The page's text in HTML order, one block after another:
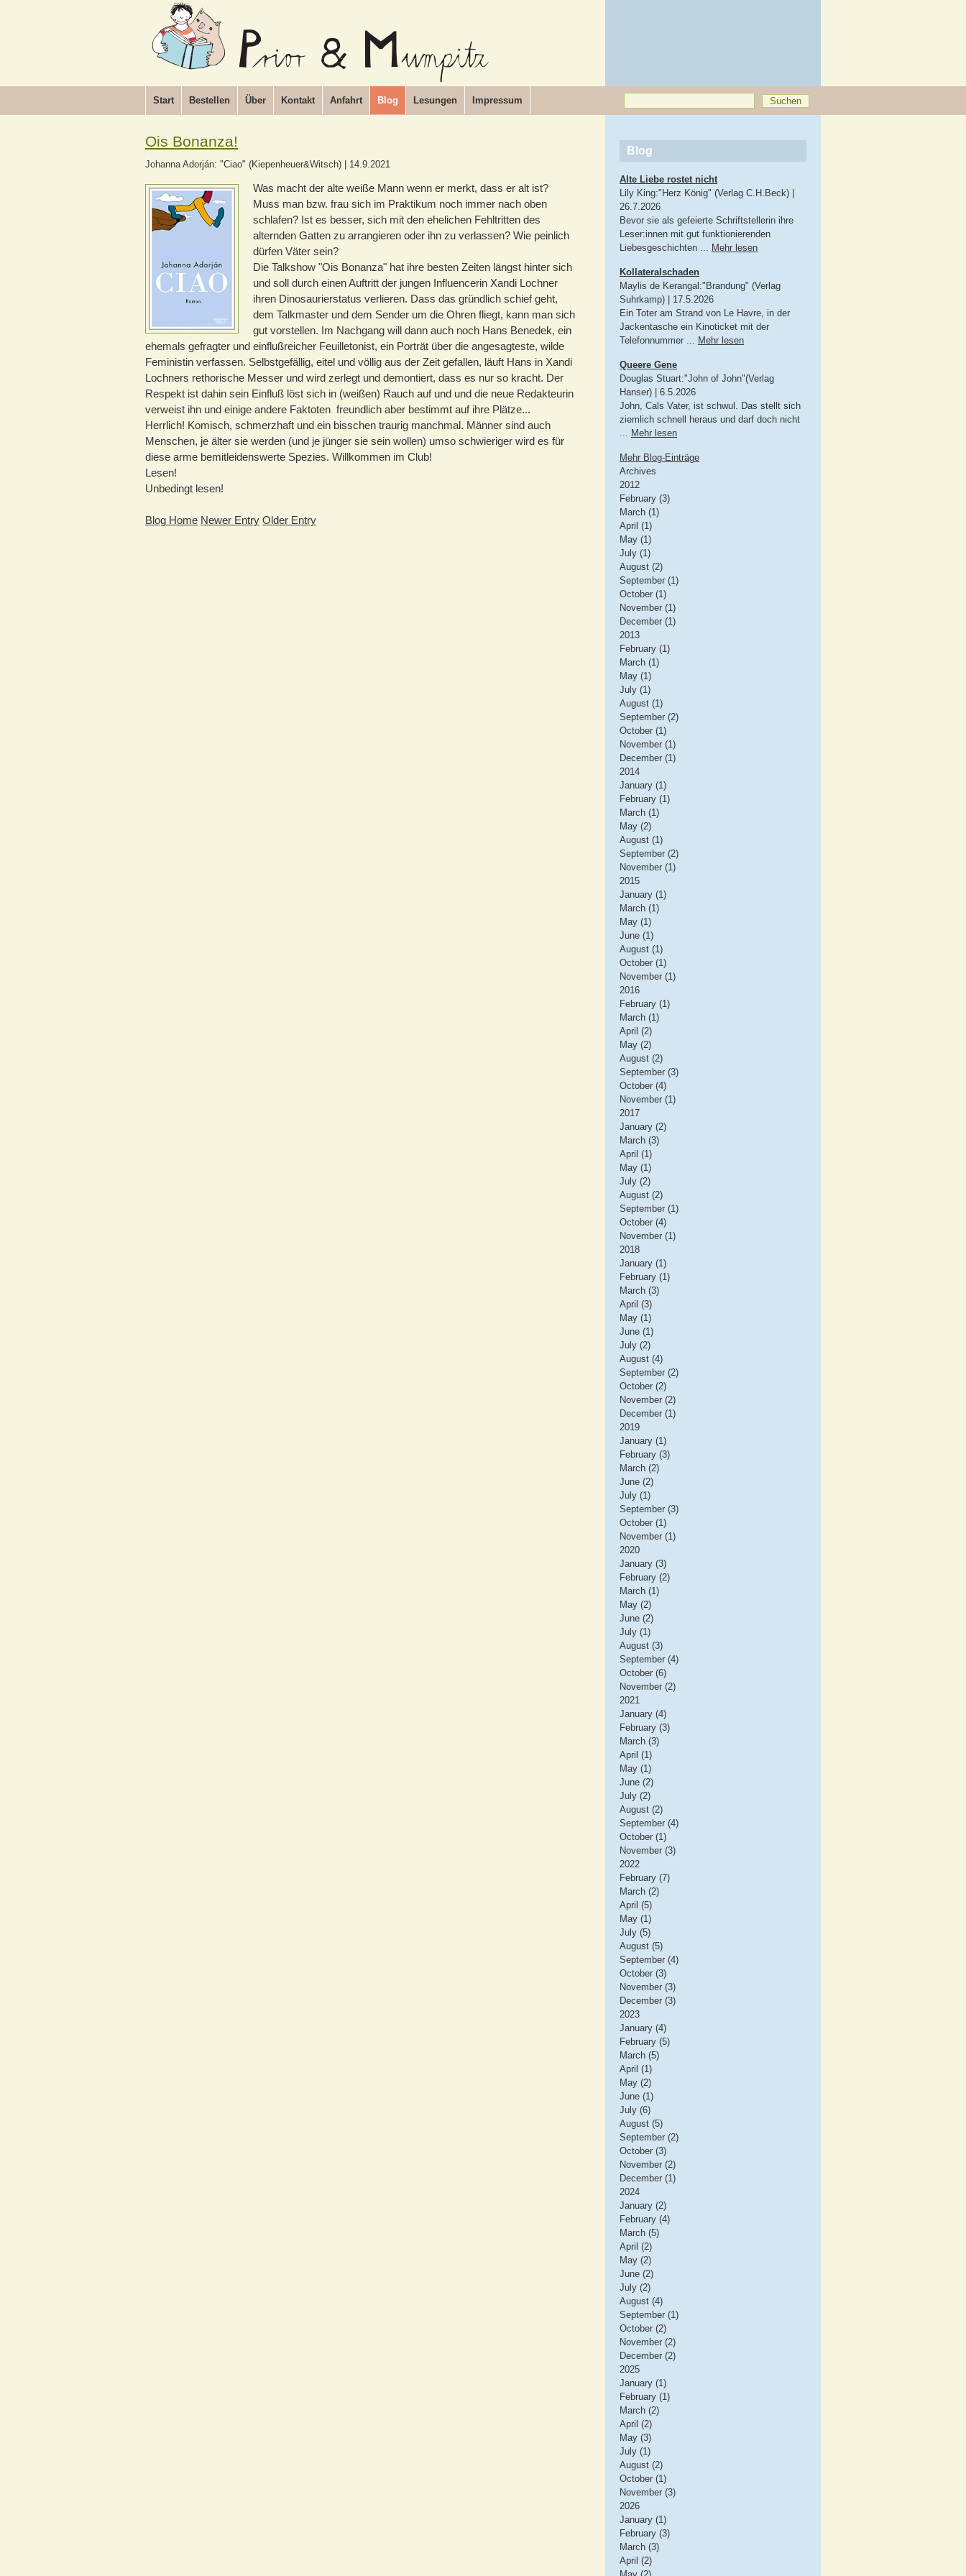
Start Bestellen Über Kontakt Anfahrt Blog Lesungen Impressum
Ois Bonanza!
Johanna Adorján: "Ciao" (Kiepenheuer&Witsch) 14.9.2021
Was macht der alte weiße Mann wenn er merkt, dass er alt ist?
Muss man bzw. frau sich im Praktikum noch immer nach oben
schlafen? Ist es besser, sich mit den ehelichen Fehltritten des
alternden Gatten zu arrangieren oder ihn zu verlassen? Wie peinlich
dürfen Väter sein?
Die Talkshow "Ois Bonanza" hat ihre besten Zeiten längst hinter sich
und soll durch einen Auftritt der jungen Influencerin Xandi Lochner
ihren Dinosaurierstatus verlieren. Dass das gründlich schief geht,
dem Talkmaster und dem Sender um die Ohren fliegt, kann man sich
gut vorstellen. Im Nachgang will dann auch noch Hans Benedek, ein
ehemals gefragter und einflußreicher Feuilletonist, ein Porträt über die angesagteste, wilde
Feministin verfassen. Selbstgefällig, eitel und völlig aus der Zeit gefallen, läuft Hans in Xandi
Lochners rethorische Messer und wird zerlegt und demontiert, dass es nur so kracht. Der
Respekt ist dahin sein Einfluß löst sich in (weißen) Rauch auf und und die neue Redakteurin
verweist ihn und einige andere Faktoten freundlich aber bestimmt auf ihre Plätze...
Herrlich! Komisch, schmerzhaft und ein bisschen traurig manchmal. Männer sind auch
Menschen, je älter sie werden (und je jünger sie sein wollen) umso schwieriger wird es für
diese arme bemitleidenswerte Spezies. Willkommen im Club!
Lesen!
Unbedingt lesen!
Blog Home Newer Entry Older Entry
Blog
Alte Liebe rostet nicht
Lily King:"Herz König" (Verlag C.H.Beck)
26.7.2026
Bevor sie als gefeierte Schriftstellerin ihre
Leser:innen mit gut funktionierenden
Liebesgeschichten ... Mehr lesen
Kollateralschaden
Maylis de Kerangal:"Brandung" (Verlag
Suhrkamp)
17.5.2026
Ein Toter am Strand von Le Havre, in der
Jackentasche ein Kinoticket mit der
Telefonnummer ... Mehr lesen
Queere Gene
Douglas Stuart:"John of John"(Verlag
Hanser)
6.5.2026
John, Cals Vater, ist schwul. Das stellt sich
ziemlich schnell heraus und darf doch nicht
... Mehr lesen
Mehr Blog-Einträge
Archives
2012
February (3)
March (1)
April (1)
May (1)
July (1)
August (2)
September (1)
October (1)
November (1)
December (1)
2013
February (1)
March (1)
May (1)
July (1)
August (1)
September (2)
October (1)
November (1)
December (1)
2014
January (1)
February (1)
March (1)
May (2)
August (1)
September (2)
November (1)
2015
January (1)
March (1)
May (1)
June (1)
August (1)
October (1)
November (1)
2016
February (1)
March (1)
April (2)
May (2)
August (2)
September (3)
October (4)
November (1)
2017
January (2)
March (3)
April (1)
May (1)
July (2)
August (2)
September (1)
October (4)
November (1)
2018
January (1)
February (1)
March (3)
April (3)
May (1)
June (1)
July (2)
August (4)
September (2)
October (2)
November (2)
December (1)
2019
January (1)
February (3)
March (2)
June (2)
July (1)
September (3)
October (1)
November (1)
2020
January (3)
February (2)
March (1)
May (2)
June (2)
July (1)
August (3)
September (4)
October (6)
November (2)
2021
January (4)
February (3)
March (3)
April (1)
May (1)
June (2)
July (2)
August (2)
September (4)
October (1)
November (3)
2022
February (7)
March (2)
April (5)
May (1)
July (5)
August (5)
September (4)
October (3)
November (3)
December (3)
2023
January (4)
February (5)
March (5)
April (1)
May (2)
June (1)
July (6)
August (5)
September (2)
October (3)
November (2)
December (1)
2024
January (2)
February (4)
March (5)
April (2)
May (2)
June (2)
July (2)
August (4)
September (1)
October (2)
November (2)
December (2)
2025
January (1)
February (1)
March (2)
April (2)
May (3)
July (1)
August (2)
October (1)
November (3)
2026
January (1)
February (3)
March (3)
April (2)